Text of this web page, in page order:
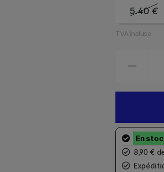
5.40€
TVA incluse
8,90 €